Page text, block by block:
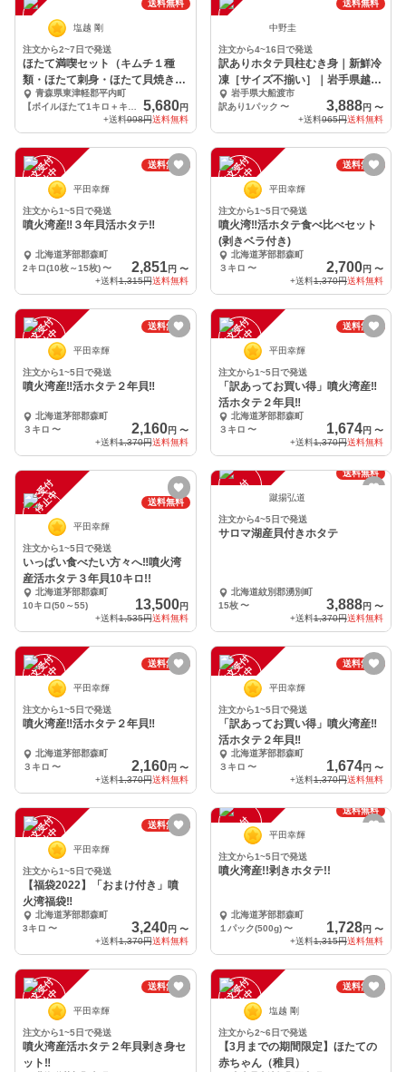
送料無料
塩越 剛
注文から2~7日で発送
ほたて満喫セット（キムチ１種
類・ほたて刺身・ほたて貝焼き味
噌・ボイルほたて）
青森県東津軽郡平内町
5,680円
+送料998円送料無料
送料無料
中野圭
注文から4~16日で発送
訳ありホタテ貝柱むき身｜新鮮冷
凍［サイズ不揃い］｜岩手県越喜
来湾崎浜産
岩手県大船渡市
訳あり1パック 〜 3,888円 〜
+送料965円送料無料
注
文
受
付
停
止
中
送料無料
平田幸輝
注文から1~5日で発送
噴火湾産‼️３年貝活ホタテ‼️
北海道茅部郡森町
2キロ(10枚～15枚)〜 2,851円 〜
+送料1,315円送料無料
注
文
受
付
停
止
中
送料無料
平田幸輝
注文から1~5日で発送
噴火湾‼️活ホタテ食べ比べセット
(剥きベラ付き)
北海道茅部郡森町
３キロ 〜 2,700円 〜
+送料1,370円送料無料
注
文
受
付
停
止
中
送料無料
平田幸輝
注文から1~5日で発送
噴火湾産‼️活ホタテ２年貝‼️
北海道茅部郡森町
３キロ 〜 2,160円 〜
+送料1,370円送料無料
注
文
受
付
停
止
中
送料無料
平田幸輝
注文から1~5日で発送
「訳あってお買い得」噴火湾産‼️
活ホタテ２年貝‼️
北海道茅部郡森町
３キロ 〜 1,674円 〜
+送料1,370円送料無料
注
文
受
付
停
止
中 送料無料
平田幸輝
注文から1~5日で発送
いっぱい食べたい方々へ‼️噴火湾
産活ホタテ３年貝10キロ!!
北海道茅部郡森町
10キロ(50～55)
13,500円
+送料1,535円送料無料
注
文
受
付
停
止
送料無料
蹴揚弘道
注文から4~5日で発送
サロマ湖産貝付きホタテ
北海道紋別郡湧別町
15枚 〜 3,888円 〜
+送料1,370円送料無料
注
文
受
付
停
止
中
送料無料
平田幸輝
注文から1~5日で発送
噴火湾産‼️活ホタテ２年貝‼️
北海道茅部郡森町
３キロ 〜 2,160円 〜
+送料1,370円送料無料
注
文
受
付
停
止
中
送料無料
平田幸輝
注文から1~5日で発送
「訳あってお買い得」噴火湾産‼️
活ホタテ２年貝‼️
北海道茅部郡森町
３キロ 〜 1,674円 〜
+送料1,370円送料無料
注
文
受
付
停
止
中
送料無料
平田幸輝
注文から1~5日で発送
【福袋2022】「おまけ付き」噴
火湾福袋‼️
北海道茅部郡森町
3キロ 〜 3,240円 〜
+送料1,370円送料無料
注
文
受
付
停
止
中
送料無料
平田幸輝
注文から1~5日で発送
噴火湾産!!剥きホタテ!!
北海道茅部郡森町
１パック(500g) 〜 1,728円 〜
+送料1,315円送料無料
注
文
受
付
停
止
中
送料無料
平田幸輝
注文から1~5日で発送
噴火湾産活ホタテ２年貝剥き身セ
ット‼️
注
文
受
付
停
止
中
送料無料
塩越 剛
注文から2~6日で発送
【3月までの期間限定】ほたての
赤ちゃん（稚貝）